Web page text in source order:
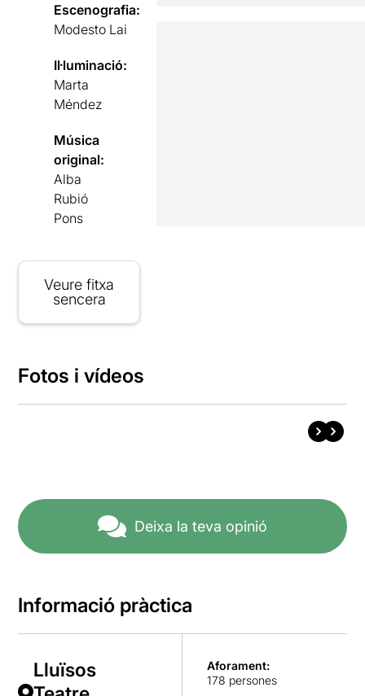
Escenografia:
Modesto Lai
Il·luminació:
Marta
Méndez
Música
original:
Alba
Rubió
Pons
Veure fitxa
sencera
Fotos i vídeos
Deixa la teva opinió
Informació pràctica
Lluïsos
Aforament:
178 persones